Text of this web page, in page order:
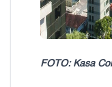
FOTO: Kasa